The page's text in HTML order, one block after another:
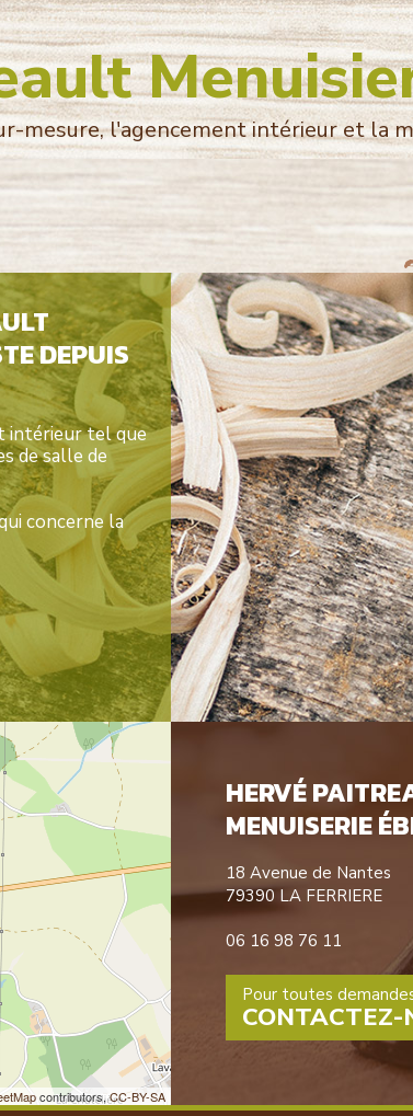
mesure, l'agencement intérieur et la
DEPUIS
intérieur tel que
de salle de
concerne la
contributors,CC-BY-SA
HERVÉ
MENUISERIE
18 Avenue de Nantes
79390 LA FERRIERE
06 16 98 76 11
Pour toutes
CONTACTEZ-